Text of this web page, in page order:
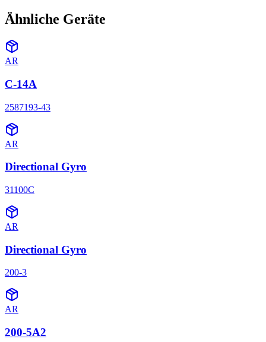
Ähnliche Geräte
AR
C-14A
2587193-43
AR
Directional Gyro
31100C
AR
Directional Gyro
200-3
AR
200-5A2